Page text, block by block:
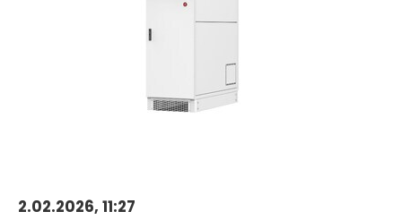
2.02.2026, 11:27